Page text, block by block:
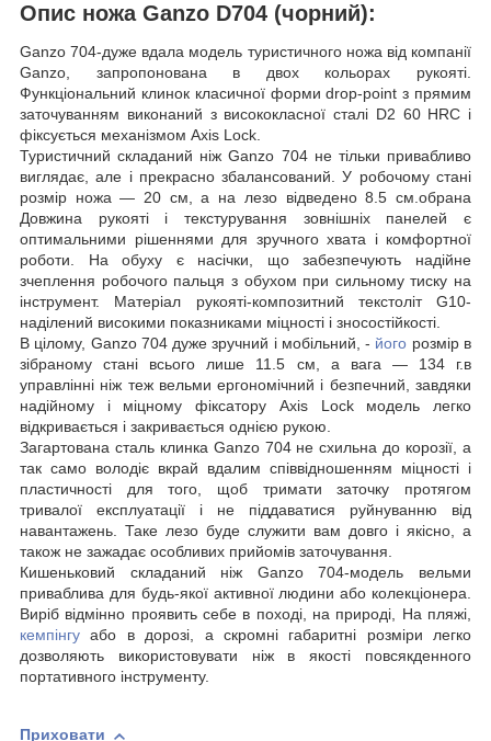
Опис ножа Ganzo D704 (чорний):
Ganzo 704-дуже вдала модель туристичного ножа від компанії
Ganzo, запропонована в двох кольорах рукояті.
Функціональний клинок класичної форми drop-point з прямим
заточуванням виконаний з висококласної сталі D2 60 HRC і
фіксується механізмом Axis Lock.
Туристичний складаний ніж Ganzo 704 не тільки привабливо
виглядає, але і прекрасно збалансований. У робочому стані
розмір ножа — 20 см, а на лезо відведено 8.5 см.обрана
Довжина рукояті і текстурування зовнішніх панелей є
оптимальними рішеннями для зручного хвата і комфортної
роботи. На обуху є насічки, що забезпечують надійне
зчеплення робочого пальця з обухом при сильному тиску на
інструмент. Матеріал рукояті-композитний текстоліт G10-
наділений високими показниками міцності і зносостійкості.
В цілому, Ganzo 704 дуже зручний і мобільний, - його розмір в
зібраному стані всього лише 11.5 см, а вага — 134 г.в
управлінні ніж теж вельми ергономічний і безпечний, завдяки
надійному і міцному фіксатору Axis Lock модель легко
відкривається і закривається однією рукою.
Загартована сталь клинка Ganzo 704 не схильна до корозії, а
так само володіє вкрай вдалим співвідношенням міцності і
пластичності для того, щоб тримати заточку протягом
тривалої експлуатації і не піддаватися руйнуванню від
навантажень. Таке лезо буде служити вам довго і якісно, а
також не зажадає особливих прийомів заточування.
Кишеньковий складаний ніж Ganzo 704-модель вельми
приваблива для будь-якої активної людини або колекціонера.
Виріб відмінно проявить себе в поході, на природі, На пляжі,
кемпінгу або в дорозі, а скромні габаритні розміри легко
дозволяють використовувати ніж в якості повсякденного
портативного інструменту.
Приховати